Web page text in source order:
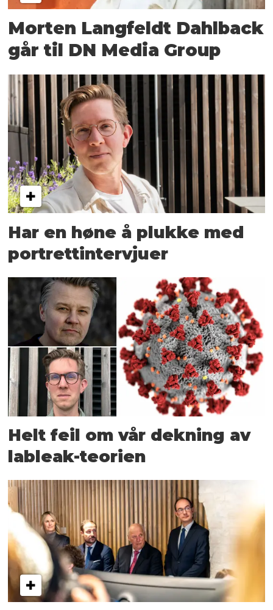
Morten Langfeldt Dahlback
går til DN Media Group
Har en høne å plukke med
portrettintervjuer
Helt feil om vår dekning av
lableak-teorien